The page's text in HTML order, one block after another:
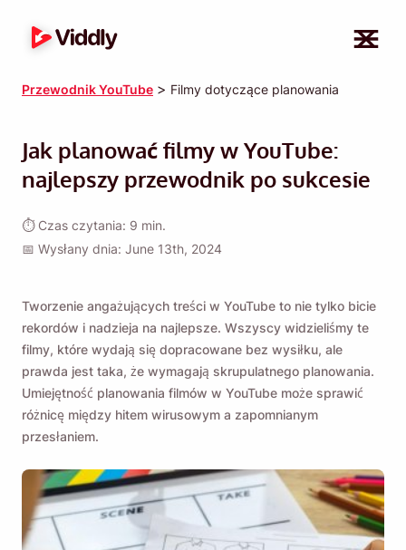
Przewodnik YouTube > Filmy dotyczące planowania
Jak planować filmy w YouTube:
najlepszy przewodnik po sukcesie
⏱ Czas czytania: 9 min.
📅 Wysłany dnia: June 13th, 2024
Tworzenie angażujących treści w YouTube to nie tylko bicie
rekordów i nadzieja na najlepsze. Wszyscy widzieliśmy te
filmy, które wydają się dopracowane bez wysiłku, ale
prawda jest taka, że ​​wymagają skrupulatnego planowania.
Umiejętność planowania filmów w YouTube może sprawić
różnicę między hitem wirusowym a zapomnianym
przesłaniem.